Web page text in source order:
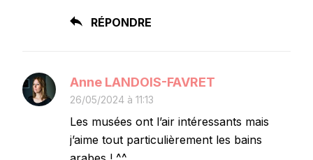
RÉPONDRE
Anne LANDOIS-FAVRET
26/05/2024 à 11:13
Les musées ont l’air intéressants mais
j’aime tout particulièrement les bains